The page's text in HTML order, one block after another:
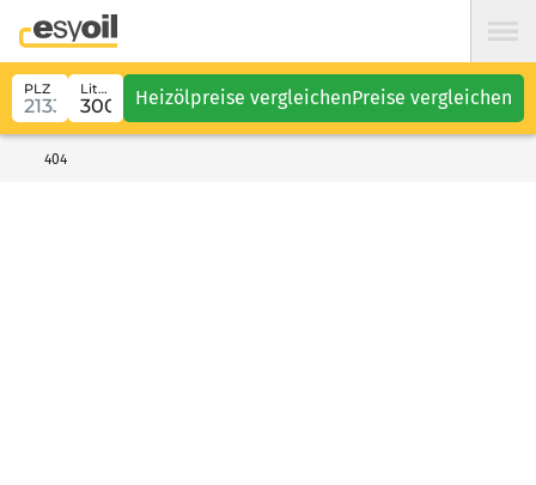
PLZ Liter Heizölpreise vergleichenPreise vergleichen
404